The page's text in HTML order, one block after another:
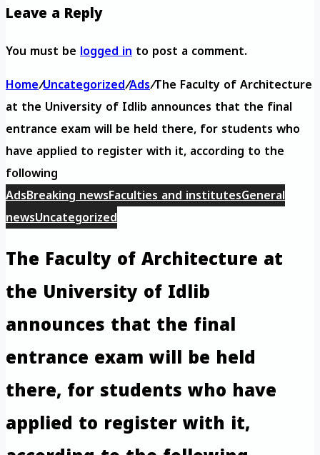
Leave a Reply
You must belogged into post a comment.
Home/Uncategorized/Ads/The Faculty of Architecture
at the University of Idlib announces that the final
entrance exam will be held there, for students who
have applied to register with it, according to the
following
AdsBreaking newsFaculties and institutesGeneral
newsUncategorized
The Faculty of Architecture at
the University of Idlib
announces that the final
entrance exam will be held
there, for students who have
applied to register with it,